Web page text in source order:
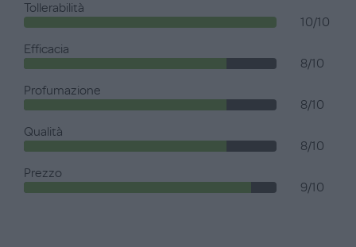
Tollerabilità
10/10
Efficacia
8/10
Profumazione
8/10
Qualità
8/10
Prezzo
9/10